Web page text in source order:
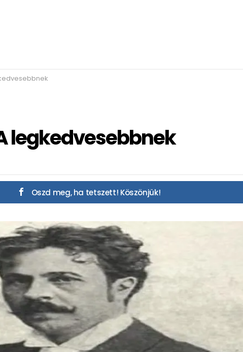
legkedvesebbnek
Oszd meg, ha tetszett! Köszönjük!